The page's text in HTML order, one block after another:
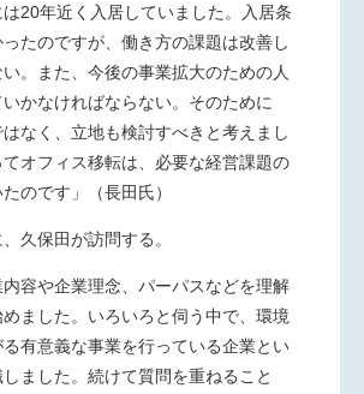
は20年近く入居していました。入居条
たのですが、働き方の課題は改善し
。また、今後の事業拡大のための人
かなければならない。そのために
なく、立地も検討すべきと考えまし
オフィス移転は、必要な経営課題の
のです」（長田氏）
久保田が訪問する。
内容や企業理念、パーパスなどを理解
ました。いろいろと伺う中で、環境
有意義な事業を行っている企業とい
ました。続けて質問を重ねること